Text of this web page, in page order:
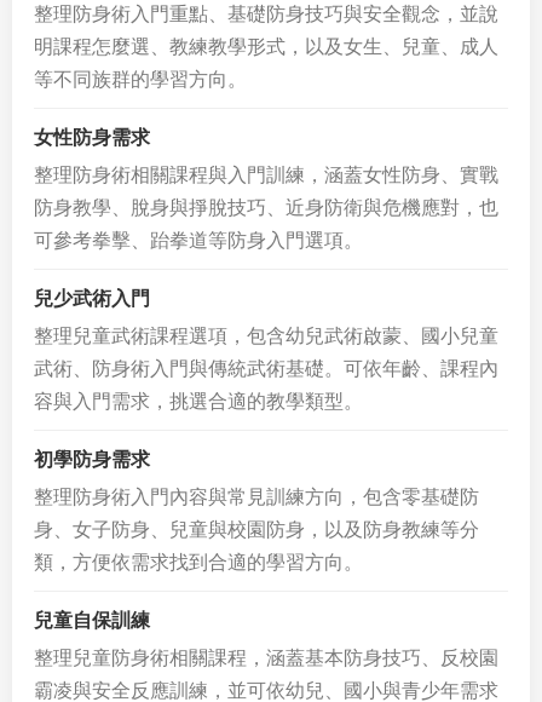
整理防身術入門重點、基礎防身技巧與安全觀念，並說
明課程怎麼選、教練教學形式，以及女生、兒童、成人
等不同族群的學習方向。
女性防身需求
整理防身術相關課程與入門訓練，涵蓋女性防身、實戰
防身教學、脫身與掙脫技巧、近身防衛與危機應對，也
可參考拳擊、跆拳道等防身入門選項。
兒少武術入門
整理兒童武術課程選項，包含幼兒武術啟蒙、國小兒童
武術、防身術入門與傳統武術基礎。可依年齡、課程內
容與入門需求，挑選合適的教學類型。
初學防身需求
整理防身術入門內容與常見訓練方向，包含零基礎防
身、女子防身、兒童與校園防身，以及防身教練等分
類，方便依需求找到合適的學習方向。
兒童自保訓練
整理兒童防身術相關課程，涵蓋基本防身技巧、反校園
霸凌與安全反應訓練，並可依幼兒、國小與青少年需求